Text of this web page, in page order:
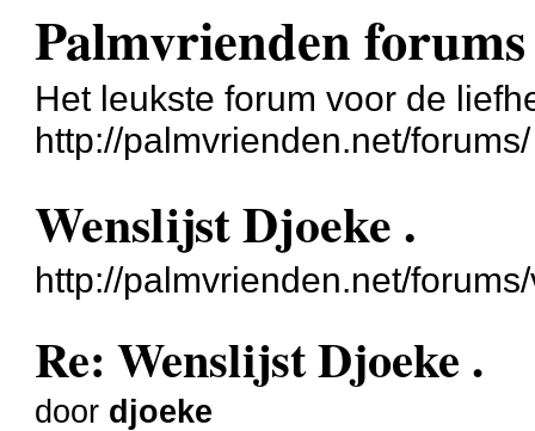
Palmvrienden forums
Het leukste forum voor de
http://palmvrienden.net/forums/
Wenslijst Djoeke .
http://palmvrienden.net/
Re: Wenslijst Djoeke .
door djoeke